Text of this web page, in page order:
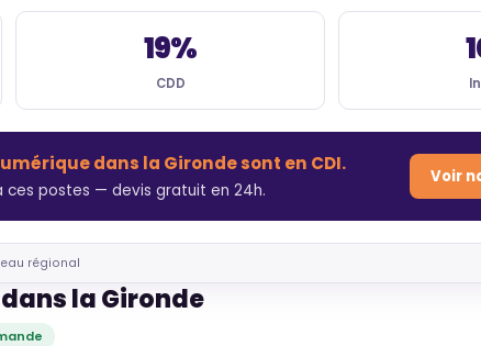
19%
CDD
dans la Gironde sont en CDI.
ces postes — devis gratuit en 24h.
Voir
régional
la Gironde